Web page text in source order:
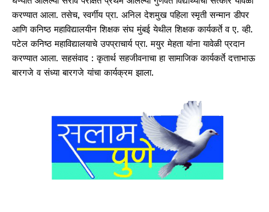
करण्यात आला. तसेच, स्वर्गीय प्रा. अनिल देशमुख पहिला स्मृती सन्मान डीपर
आणि कनिष्ठ महाविद्यालयीन शिक्षक संघ मुंबई येथील शिक्षक कार्यकर्ते व ए. व्ही.
पटेल कनिष्ठ महाविद्यालयाचे उपप्राचार्य प्रा. मयुर मेहता यांना यावेळी प्रदान
करण्यात आला. सहसंवाद : कृतार्थ सहजीवनाचा हा सामाजिक कार्यकर्ते दत्ताभाऊ
बारगजे व संध्या बारगजे यांचा कार्यक्रम झाला.